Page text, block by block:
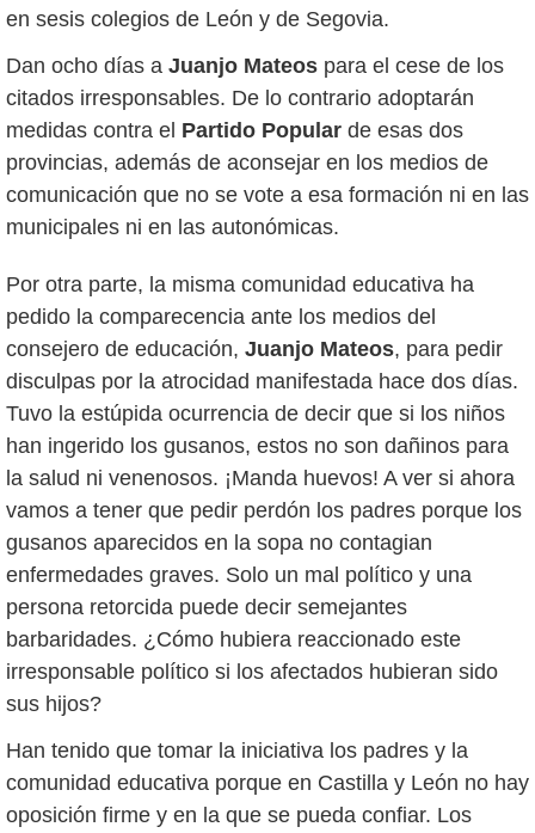
en sesis colegios de León y de Segovia.
Dan ocho días a Juanjo Mateos para el cese de los
citados irresponsables. De lo contrario adoptarán
medidas contra el Partido Popular de esas dos
provincias, además de aconsejar en los medios de
comunicación que no se vote a esa formación ni en las
municipales ni en las autonómicas.
Por otra parte, la misma comunidad educativa ha
pedido la comparecencia ante los medios del
consejero de educación, Juanjo Mateos, para pedir
disculpas por la atrocidad manifestada hace dos días.
Tuvo la estúpida ocurrencia de decir que si los niños
han ingerido los gusanos, estos no son dañinos para
la salud ni venenosos. ¡Manda huevos! A ver si ahora
vamos a tener que pedir perdón los padres porque los
gusanos aparecidos en la sopa no contagian
enfermedades graves. Solo un mal político y una
persona retorcida puede decir semejantes
barbaridades. ¿Cómo hubiera reaccionado este
irresponsable político si los afectados hubieran sido
sus hijos?
Han tenido que tomar la iniciativa los padres y la
comunidad educativa porque en Castilla y León no hay
oposición firme y en la que se pueda confiar. Los